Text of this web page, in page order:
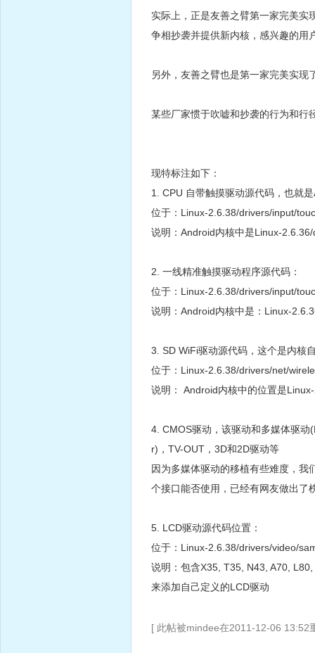
实际上，正是友善之臂第一家完美
争相抄袭并提供新内核，感兴趣的用
另外，友善之臂也是第一家完美实
某些厂家惯于吹嘘和抄袭的行为和行
现特标注如下：
1. CPU 自带触摸驱动源代码，也就
位于：Linux-2.6.38/drivers/input/
说明：Android内核中是Linux-
2. 一线精准触摸驱动程序源代码：
位于：Linux-2.6.38/drivers/input/
说明：Android内核中是：Linux-
3. SD WiFi驱动源代码，这个是内核
位于：Linux-2.6.38/drivers/net/
说明： Android内核中的位置是
4. CMOS驱动，该驱动和多媒体驱
r)，TV-OUT，3D和2D驱动等
因为多媒体驱动的移植有些难度，我
个接口能否使用，已经有网友做出了
5. LCD驱动源代码位置：
位于：Linux-2.6.38/drivers/video/
说明：包含X35, T35, N43, A70,
来添加自己定义的LCD驱动
[ 此帖被mindee在2011-12-06 13:52